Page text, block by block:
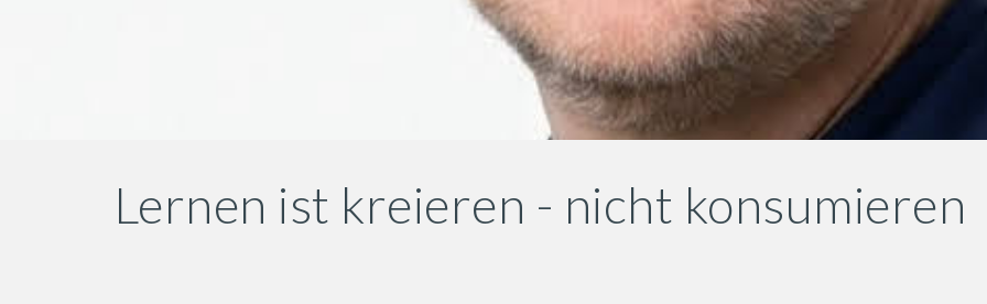
Lernen ist kreieren - nicht konsumieren